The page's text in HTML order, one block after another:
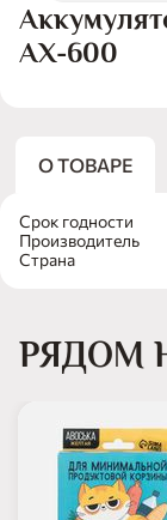
АX-600
О ТОВАРЕ
Срок годности
Производитель
Страна
РЯДОМ